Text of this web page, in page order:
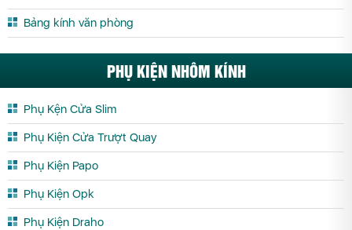
Bảng kính văn phòng
PHỤ KIỆN NHÔM KÍNH
Phụ Kện Cửa Slim
Phụ Kiện Cửa Trượt Quay
Phụ Kiện Papo
Phụ Kiện Opk
Phụ Kiện Draho